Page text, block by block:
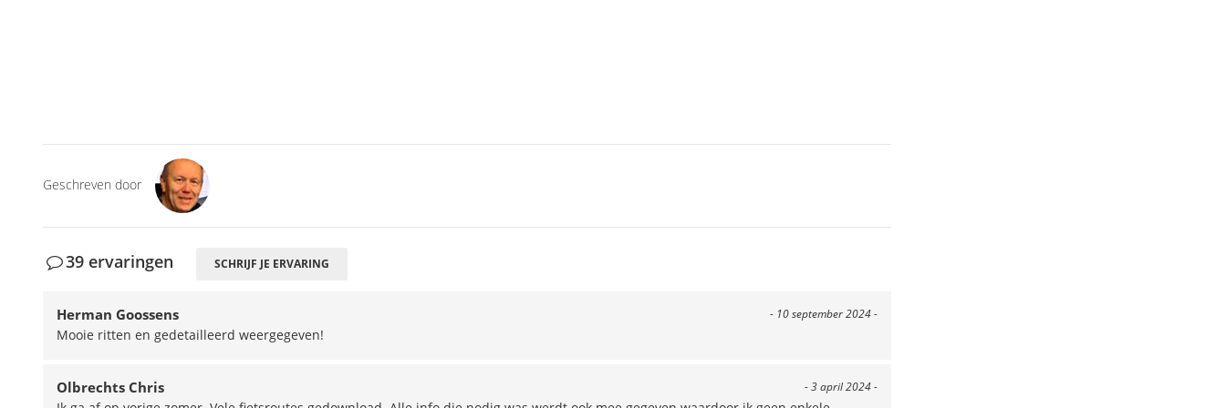
Geschreven door
39 ervaringen SCHRIJF JE ERVARING
- 10 september 2024 -
Herman Goossens
Mooie ritten en gedetailleerd weergegeven!
- 3 april 2024 -
Olbrechts Chris